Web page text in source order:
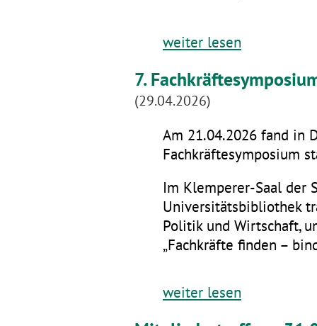
weiter lesen
7.
(29.04.2026)
Am 21.04.2026 fand in
Fachkräftesymposium
Im Klemperer-Saal der
Universitätsbibliothek
Politik und Wirtschaft,
„Fachkräfte finden –
weiter lesen